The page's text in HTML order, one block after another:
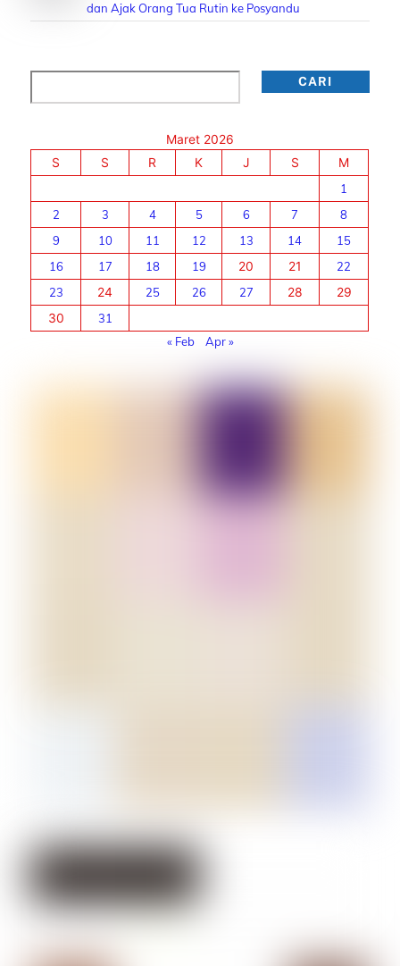
dan Ajak Orang Tua Rutin ke Posyandu
CARI
Maret 2026
S
S R K J S
M
1
2
3 4 5 6 7
8
9
10 11 12 13 14
15
16
17 18 19 20 21
22
23
24 25 26 27 28
29
30
31
« Feb
Apr »